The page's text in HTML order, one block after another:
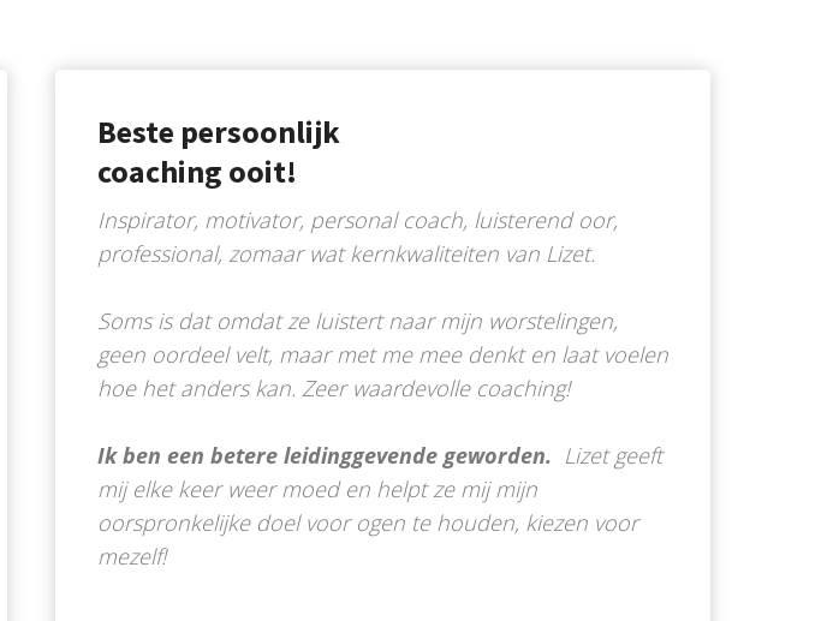
Beste persoonlijk
coaching ooit!
Inspirator, motivator, personal coach, luisterend oor,
professional, zomaar wat kernkwaliteiten van Lizet.
Soms is dat omdat ze luistert naar mijn worstelingen,
geen oordeel velt, maar met me mee denkt en laat voelen
hoe het anders kan. Zeer waardevolle coaching!
Ik ben een betere leidinggevende geworden. Lizet geeft
mij elke keer weer moed en helpt ze mij mijn
oorspronkelijke doel voor ogen te houden, kiezen voor
mezelf!